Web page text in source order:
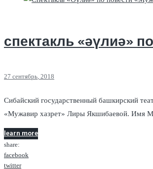
спектакль «әүлиә»
27 сентябрь , 2018
Сибайский государственный башкирский
«Мужавир хазрет» Лиры Якшибаевой. Имя
learn more
share:
facebook
twitter